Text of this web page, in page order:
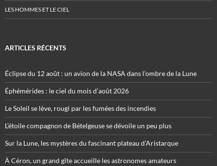
LES HOMMES ET LE CIEL
ARTICLES RÉCENTS
Éclipse du 12 août : un avion de la NASA dans l’ombre de la Lune
Éphémérides : le ciel du mois d’août 2026
Le Soleil se lève, rougi par les fumées des incendies
L’étoile compagnon de Bételgeuse se dévoile un peu plus
Sur la Lune, les mystères du fascinant plateau d’Aristarque
À Céron, un grand gîte accueille les astronomes amateurs